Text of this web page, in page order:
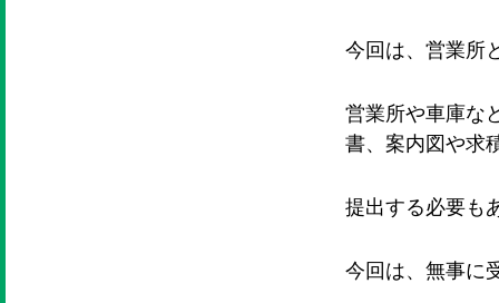
今回は、営業所
営業所や車庫な
書、案内図や求
提出する必要も
今回は、無事に